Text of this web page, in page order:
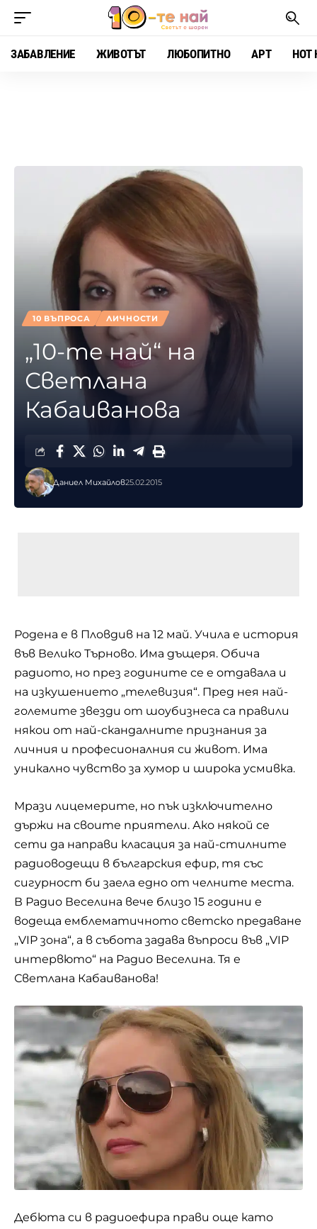
ЗАБАВЛЕНИЕ ЖИВОТЪТ ЛЮБОПИТНО АРТ HOT
10 ВЪПРОСА ЛИЧНОСТИ
„10-те най“ на
Светлана
Кабаиванова
Даниел Михайлов25.02.2015
Родена е в Пловдив на 12 май. Учила е история
във Велико Търново. Има дъщеря. Обича
радиото, но през годините се е отдавала и
на изкушението „телевизия“. Пред нея най-
големите звезди от шоубизнеса са правили
някои от най-скандалните признания за
личния и професионалния си живот. Има
уникално чувство за хумор и широка усмивка.
Мрази лицемерите, но пък изключително
държи на своите приятели. Ако някой се
сети да направи класация за най-стилните
радиоводещи в българския ефир, тя със
сигурност би заела едно от челните места.
В Радио Веселина вече близо 15 години е
водеща емблематичното светско предаване
„VIP зона“, а в събота задава въпроси във „VIP
интервюто“ на Радио Веселина. Тя е
Светлана Кабаиванова!
Дебюта си в радиоефира прави още като